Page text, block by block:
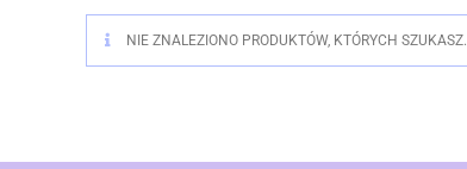
NIE ZNALEZIONO PRODUKTÓW, KTÓRYCH SZUKASZ.